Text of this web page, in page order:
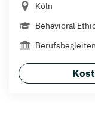
Köln
Behavioral